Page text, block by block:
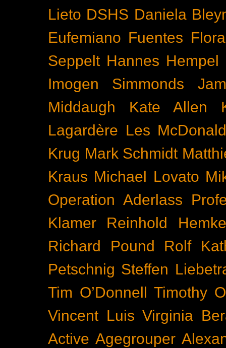
Lieto DSHS Daniela
Eufemiano Fuentes
Seppelt Hannes Hempel
Imogen Simmonds
Middaugh
Kate Allen
Lagardère Les
Krug Mark Schmidt
Kraus Michael Lovato
Operation Aderlass
Klamer
Reinhold
Richard Pound
Rolf
Petschnig Steffen
Tim O’Donnell Timothy
Vincent Luis Virginia
Active Agegrouper